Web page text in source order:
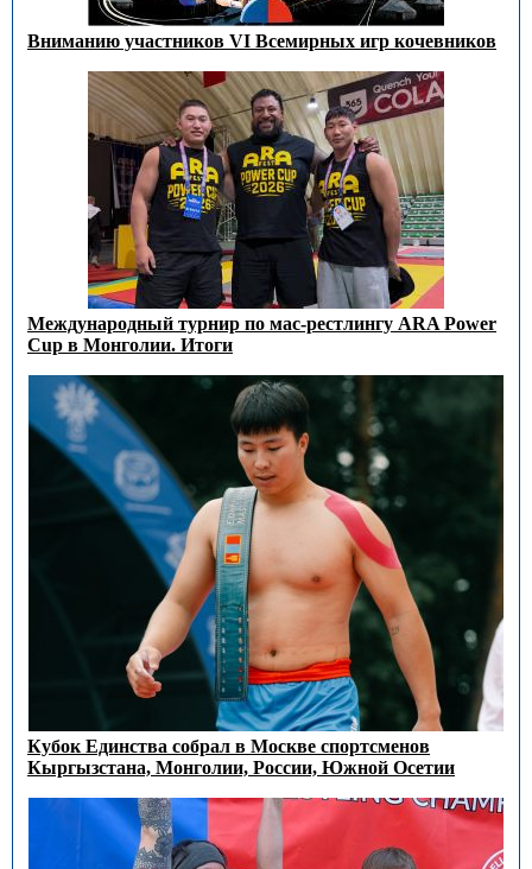
Вниманию участников VI Всемирных игр кочевников
Международный турнир по мас-рестлингу ARA Power
Cup в Монголии. Итоги
Кубок Единства собрал в Москве спортсменов
Кыргызстана, Монголии, России, Южной Осетии